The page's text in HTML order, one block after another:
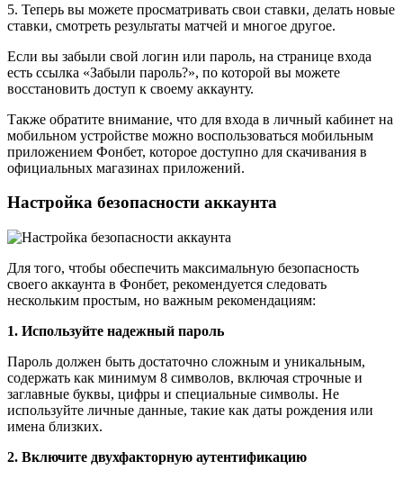
5. Теперь вы можете просматривать свои ставки, делать новые
ставки, смотреть результаты матчей и многое другое.
Если вы забыли свой логин или пароль, на странице входа
есть ссылка «Забыли пароль?», по которой вы можете
восстановить доступ к своему аккаунту.
Также обратите внимание, что для входа в личный кабинет на
мобильном устройстве можно воспользоваться мобильным
приложением Фонбет, которое доступно для скачивания в
официальных магазинах приложений.
Настройка безопасности аккаунта
Для того, чтобы обеспечить максимальную безопасность
своего аккаунта в Фонбет, рекомендуется следовать
нескольким простым, но важным рекомендациям:
1. Используйте надежный пароль
Пароль должен быть достаточно сложным и уникальным,
содержать как минимум 8 символов, включая строчные и
заглавные буквы, цифры и специальные символы. Не
используйте личные данные, такие как даты рождения или
имена близких.
2. Включите двухфакторную аутентификацию